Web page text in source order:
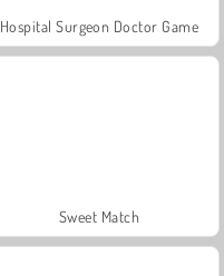
Hospital Surgeon Doctor Game
Sweet Match